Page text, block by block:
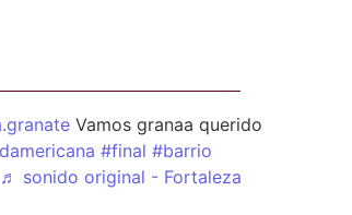
Vamos granaa querido
#final #barrio
♬ sonido original - Fortaleza